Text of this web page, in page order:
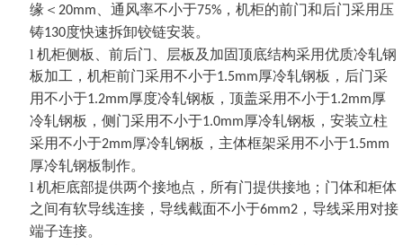
缘＜ 20mm 、通风率不小于75% ，机柜的前门和后门采用压
铸130度快速拆卸铰链安装。
l 机柜侧板、前后门、层板及加固顶底结构采用优质冷轧钢
板加工，机柜前门采用不小于1.5mm厚冷轧钢板，后门采
用不小于1.2mm厚度冷轧钢板，顶盖采用不小于1.2mm厚
冷轧钢板，侧门采用不小于1.0mm厚冷轧钢板，安装立柱
采用不小于2mm厚冷轧钢板，主体框架采用不小于1.5mm
厚冷轧钢板制作。
l 机柜底部提供两个接地点，所有门提供接地；门体和柜体
之间有软导线连接，导线截面不小于6mm2 ，导线采用对接
端子连接。